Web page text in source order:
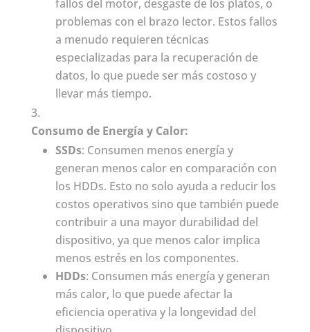
fallos del motor, desgaste de los platos, o
problemas con el brazo lector. Estos fallos
a menudo requieren técnicas
especializadas para la recuperación de
datos, lo que puede ser más costoso y
llevar más tiempo.
Consumo de Energía y Calor:
SSDs: Consumen menos energía y
generan menos calor en comparación con
los HDDs. Esto no solo ayuda a reducir los
costos operativos sino que también puede
contribuir a una mayor durabilidad del
dispositivo, ya que menos calor implica
menos estrés en los componentes.
HDDs: Consumen más energía y generan
más calor, lo que puede afectar la
eficiencia operativa y la longevidad del